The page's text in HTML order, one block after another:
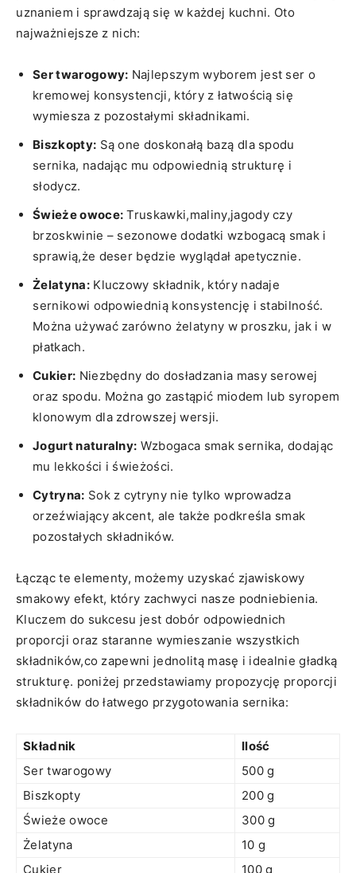
⁤uznaniem i sprawdzają się w każdej kuchni. Oto‌
najważniejsze z nich:
Ser twarogowy: Najlepszym wyborem jest ser o
kremowej konsystencji,‌ który z łatwością‌ się
wymiesza z⁤ pozostałymi składnikami.
Biszkopty: Są one doskonałą bazą⁣ dla spodu
sernika, nadając ⁢mu odpowiednią strukturę i
słodycz.
Świeże owoce: Truskawki,maliny,jagody czy
brzoskwinie – sezonowe dodatki wzbogacą smak i
sprawią,że deser będzie wyglądał apetycznie.
Żelatyna:Kluczowy składnik, który nadaje
⁢sernikowi‌ odpowiednią konsystencję i stabilność.
Można używać zarówno żelatyny w proszku, jak i w
płatkach.
Cukier: Niezbędny do dosładzania‍ masy serowej
oraz spodu. Można go zastąpić miodem ​lub syropem
klonowym dla zdrowszej wersji.
Jogurt naturalny: Wzbogaca smak sernika, dodając
mu lekkości i świeżości.
Cytryna: Sok z cytryny nie⁢ tylko ⁣wprowadza
orzeźwiający ‌akcent, ale także ‍podkreśla smak
pozostałych składników.
Łącząc te elementy, ‍możemy uzyskać⁤ zjawiskowy
smakowy efekt, który zachwyci nasze podniebienia.‍
Kluczem do sukcesu jest dobór⁤ odpowiednich
proporcji oraz staranne wymieszanie wszystkich ​
składników,co zapewni jednolitą masę i ‌idealnie gładką
strukturę. poniżej przedstawiamy propozycję proporcji
składników do łatwego przygotowania sernika:
Składnik
Ilość
Ser twarogowy
500 g
Biszkopty
200 g
Świeże ‍owoce
300 g
Żelatyna
10 g
Cukier
100 g